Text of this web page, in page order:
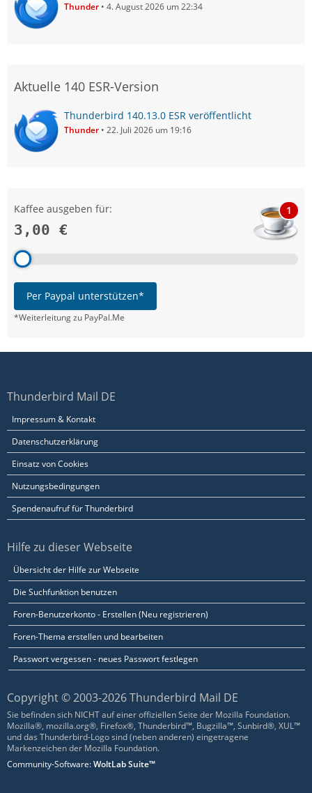
Thunder 4. August 2026 um 22:34
Aktuelle 140 ESR-Version
Thunderbird 140.13.0 ESR veröffentlicht
Thunder 22. Juli 2026 um 19:16
Kaffee ausgeben für:
3,00 €
1
Per Paypal unterstützen*
*Weiterleitung zu PayPal.Me
Thunderbird Mail DE
Impressum & Kontakt
Datenschutzerklärung
Einsatz von Cookies
Nutzungsbedingungen
Spendenaufruf für Thunderbird
Hilfe zu dieser Webseite
Übersicht der Hilfe zur Webseite
Die Suchfunktion benutzen
Foren-Benutzerkonto - Erstellen (Neu registrieren)
Foren-Thema erstellen und bearbeiten
Passwort vergessen - neues Passwort festlegen
Copyright © 2003-2026 Thunderbird Mail DE
Sie befinden sich NICHT auf einer offiziellen Seite der Mozilla Foundation.
Mozilla®, mozilla.org®, Firefox®, Thunderbird™, Bugzilla™, Sunbird®, XUL™
und das Thunderbird-Logo sind (neben anderen) eingetragene
Markenzeichen der Mozilla Foundation.
Community-Software:WoltLab Suite™